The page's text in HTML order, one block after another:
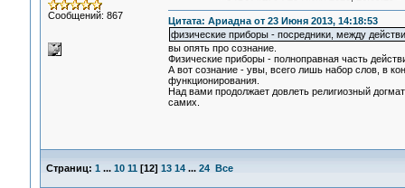
Сообщений: 867
Цитата: Ариадна от 23 Июня 2013, 14:18:53
физические приборы - посредники, между
вы опять про сознание.
Физические приборы - полноправная часть
А вот сознание - увы, всего лишь набор слов, в
функционирования.
Над вами продолжает довлеть религиозный
самих.
Страниц: 1 ... 10 11 [12] 13 14 ... 24 Все